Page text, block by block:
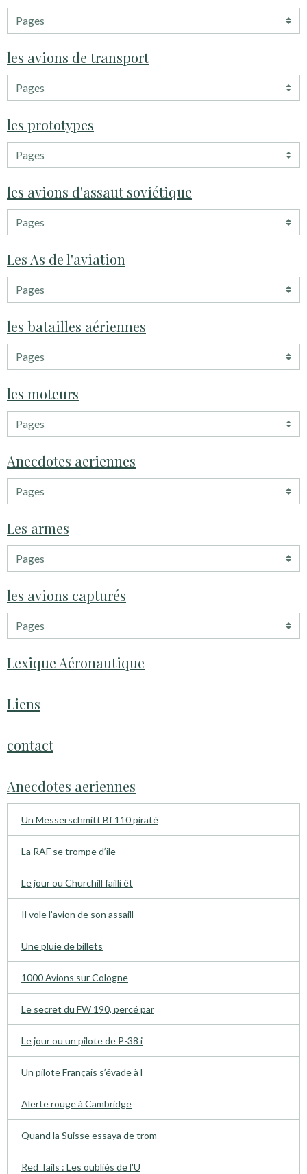
les avions de transport
les prototypes
les avions d'assaut soviétique
Les As de l'aviation
les batailles aériennes
les moteurs
Anecdotes aeriennes
Les armes
les avions capturés
Lexique Aéronautique
Liens
contact
Anecdotes aeriennes
Un Messerschmitt Bf 110 piraté
La RAF se trompe d’ile
Le jour ou Churchill failli êt
Il vole l’avion de son assaill
Une pluie de billets
1000 Avions sur Cologne
Le secret du FW 190, percé par
Le jour ou un pilote de P-38 i
Un pilote Français s’évade à l
Alerte rouge à Cambridge
Quand la Suisse essaya de trom
Red Tails : Les oubliés de l'U